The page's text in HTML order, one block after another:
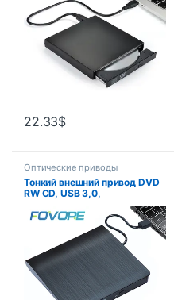
22.33$
Оптические приводы
Тонкий внешний привод DVD
RW CD, USB 3,0,
записывающее устройство,
считыватель, оптические
приводы для ноутбуков, ПК,
записывающее устройство
dvd, портативный